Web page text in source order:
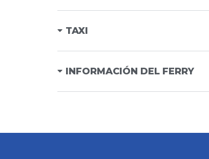
TAXI
INFORMACIÓN DEL FERRY